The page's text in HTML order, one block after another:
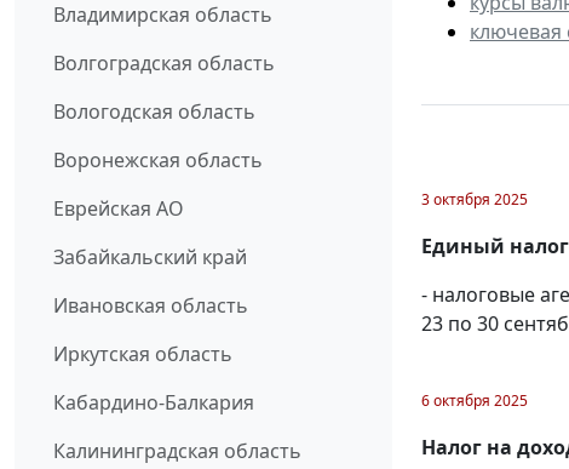
Владимирская область
Волгоградская область
Вологодская область
Воронежская область
Еврейская АО
Забайкальский край
Ивановская область
Иркутская область
Кабардино-Балкария
Калининградская область
ключевая
3 октября 2025
Единый
- налоговые
23 по 30
6 октября 2025
Налог на